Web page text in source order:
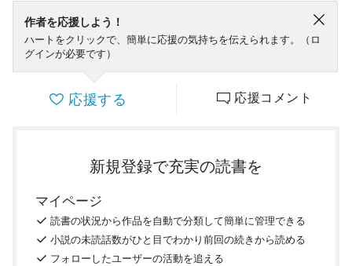
作者を応援しよう！
ハートをクリックで、簡単に応援の気持ちを伝えられます。（ロ
グインが必要です）
応援する 応援コメント
新規登録で充実の読書を
マイページ
読書の状況から作品を自動で分類して簡単に管理できる
小説の未読話数がひと目でわかり前回の続きから読める
フォローしたユーザーの活動を追える